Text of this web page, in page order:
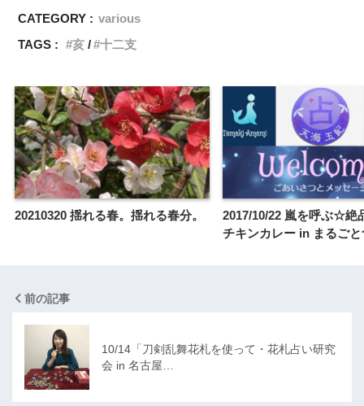
CATEGORY : various
TAGS :
亥 十二支
20210320 揺れる春。揺れる春分。
2017/10/22 嵐を呼ぶ☆絶
チキンカレー in まるご
前の記事
10/14「刀剣乱舞花札を使って・花札占い研究
会 in 名古屋…